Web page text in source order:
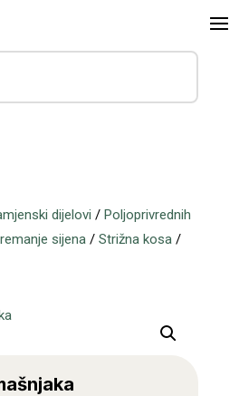
dijelovi / Poljoprivrednih
sijena/ Strižna kosa/